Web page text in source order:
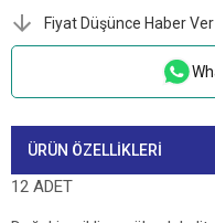
Fiyat Düşünce Haber Ver
ÜRÜN ÖZELLIKLERI
12 ADET